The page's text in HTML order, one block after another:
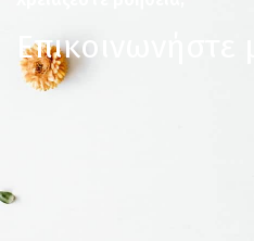
Επικοινωνήστε